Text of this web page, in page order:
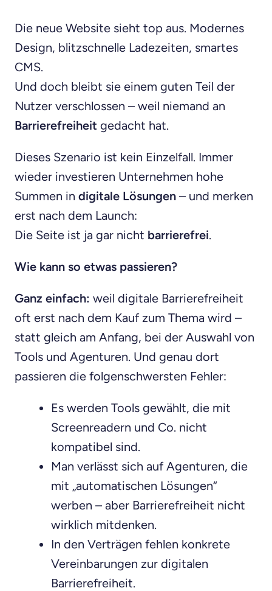
Die neue Website sieht top aus. Modernes
Design, blitzschnelle Ladezeiten, smartes
CMS.
Und doch bleibt sie einem guten Teil der
Nutzer verschlossen – weil niemand an
Barrierefreiheit gedacht hat.
Dieses Szenario ist kein Einzelfall. Immer
wieder investieren Unternehmen hohe
Summen in digitale Lösungen – und merken
erst nach dem Launch:
Die Seite ist ja gar nicht barrierefrei.
Wie kann so etwas passieren?
Ganz einfach: weil digitale Barrierefreiheit
oft erst nach dem Kauf zum Thema wird –
statt gleich am Anfang, bei der Auswahl von
Tools und Agenturen. Und genau dort
passieren die folgenschwersten Fehler:
Es werden Tools gewählt, die mit
Screenreadern und Co. nicht
kompatibel sind.
Man verlässt sich auf Agenturen, die
mit „automatischen Lösungen“
werben – aber Barrierefreiheit nicht
wirklich mitdenken.
In den Verträgen fehlen konkrete
Vereinbarungen zur digitalen
Barrierefreiheit.